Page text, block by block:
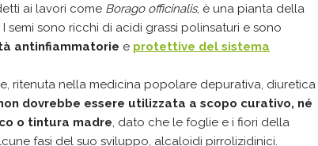
ai lavori come Borago officinalis, è una pianta della
I semi sono ricchi di acidi grassi polinsaturi e sono
antinfiammatorie e protettive del sistema
ritenuta nella medicina popolare depurativa, diuretica
dovrebbe essere utilizzata a scopo curativo, né
o tintura madre, dato che le foglie e i fiori della
fasi del suo sviluppo, alcaloidi pirrolizidinici.